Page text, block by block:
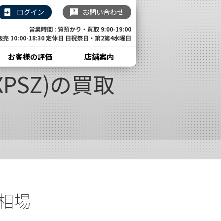
ログイン お問い合わせ
営業時間 : 質預かり・買取 9:00-19:00
売 10:00-18:30 定休日 日祝祭日・第2第4水曜日
お客様の評価 店舗案内
の買取
場